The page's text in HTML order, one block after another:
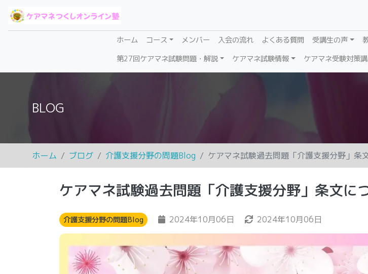
ホーム(current)
コース メンバー 入会の流れ よくある質問 受講生の声
第27回ケアマネ試験問題・解説
ケアマネ試験情報 ケアマネ受験対策
BLOG
ホーム ブログ 介護支援分野の問題Blog ケアマネ試験過去問題「介護支援分野」条
ケアマネ試験過去問題「介護支援分野」条文に
介護支援分野の問題Blog 2024年10月06日 2024年10月06日